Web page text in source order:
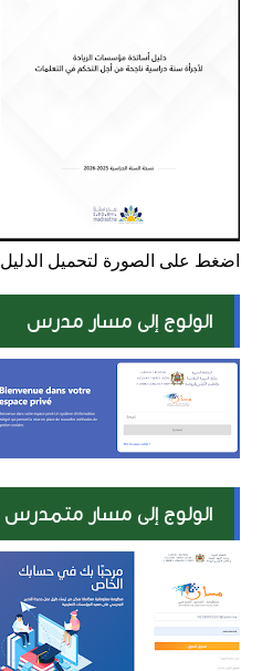
اضغط على الصورة لتحميل الدليل
الولوج إلى مسار مدرس
الولوج إلى مسار متمدرس